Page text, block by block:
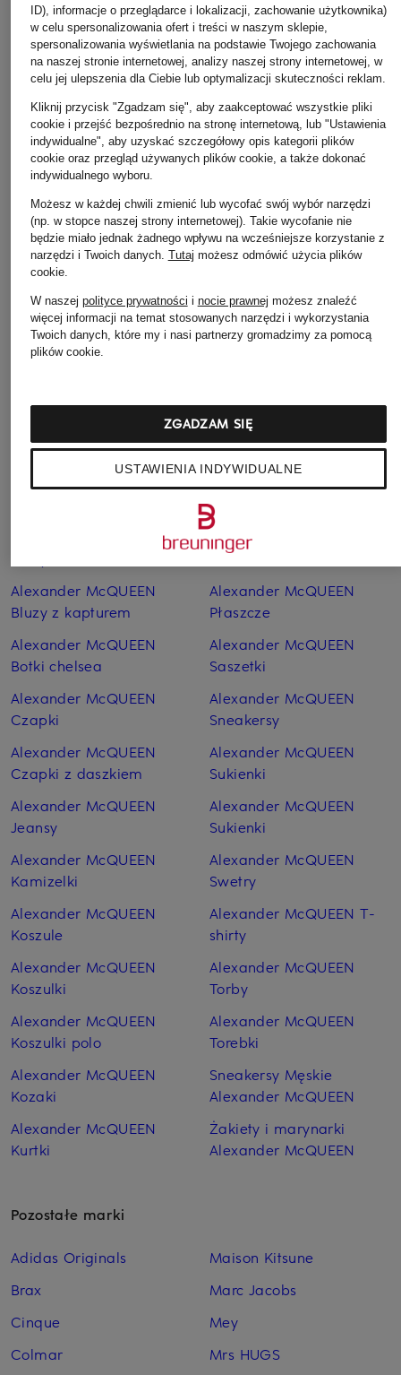
+ rabat promocyjny
GIVENCHY
Torebka ANTIGONA
SMALL
5 510 zł
Najniższa cena:
4 683,50 zł
Cena regularna:
ALAÏA
torebka
9 740 zł
JACQUEMUS
Torebka LE
CHIQUITO LONG
Pozostałe kategorie
Alexander McQUEEN
Alexander McQUEEN
Bluzy z kapturem
Alexander McQUEEN
Botki chelsea
Alexander McQUEEN
Czapki
Alexander McQUEEN
Czapki z daszkiem
Alexander McQUEEN
Jeansy
Alexander McQUEEN
Kamizelki
Alexander McQUEEN
Koszule
Alexander McQUEEN
Koszulki
Alexander McQUEEN
Koszulki polo
Alexander McQUEEN
Kozaki
Alexander McQUEEN
Kurtki
Alexander McQUEEN
Paski
Alexander McQUEEN
Plecaki
Alexander McQUEEN
Płaszcze
Alexander McQUEEN
Saszetki
Alexander McQUEEN
Sneakersy
Alexander McQUEEN
Sukienki
Alexander McQUEEN
Sukienki
Alexander McQUEEN
Swetry
Alexander McQUEEN T-
shirty
Alexander McQUEEN
Torby
Alexander McQUEEN
Torebki
Sneakersy Męskie
Alexander McQUEEN
Żakiety i marynarki
Alexander McQUEEN
Pozostałe marki
Adidas Originals
Brax
Cinque
Colmar
Maison Kitsune
Marc Jacobs
Mey
Mrs HUGS
ID), informacje o przeglądarce i lokalizacji, zachowanie użytkownika)
w celu spersonalizowania ofert i treści w naszym sklepie,
spersonalizowania wyświetlania na podstawie Twojego zachowania
na naszej stronie internetowej, analizy naszej strony internetowej, w
celu jej ulepszenia dla Ciebie lub optymalizacji skuteczności reklam.
Kliknij przycisk "Zgadzam się", aby zaakceptować wszystkie pliki
cookie i przejść bezpośrednio na stronę internetową, lub "Ustawienia
indywidualne", aby uzyskać szczegółowy opis kategorii plików
cookie oraz przegląd używanych plików cookie, a także dokonać
indywidualnego wyboru.
Możesz w każdej chwili zmienić lub wycofać swój wybór narzędzi
(np. w stopce naszej strony internetowej). Takie wycofanie nie
będzie miało jednak żadnego wpływu na wcześniejsze korzystanie z
narzędzi i Twoich danych. Tutaj możesz odmówić użycia plików
cookie.
W naszej polityce prywatności i nocie prawnej możesz znaleźć
więcej informacji na temat stosowanych narzędzi i wykorzystania
Twoich danych, które my i nasi partnerzy gromadzimy za pomocą
plików cookie.
USTAWIENIA INDYWIDUALNE
ZGADZAM SIĘ